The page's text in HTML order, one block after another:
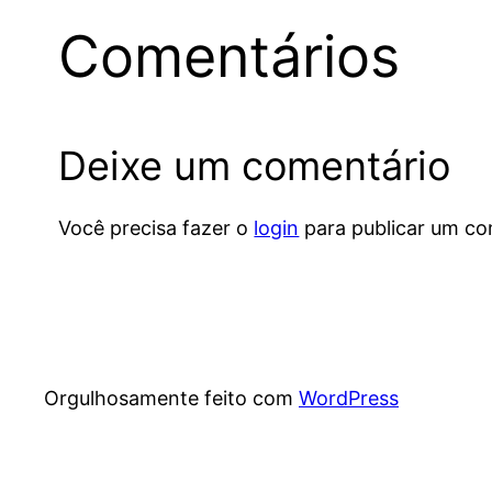
Comentários
Deixe um comentário
Você precisa fazer o login para publicar um
Orgulhosamente feito com WordPress